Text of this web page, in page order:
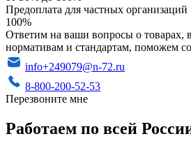
Предоплата для частных организаций
100%
Ответим на ваши вопросы о товарах,
нормативам и стандартам, поможем
info+249079@n-72.ru
8-800-200-52-53
Перезвоните мне
Работаем по всей